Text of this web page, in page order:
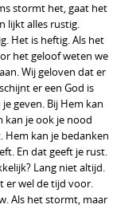
stormt het, gaat het
lijkt alles rustig.
Het is heftig. Als het
het geloof weten we
Wij geloven dat er
er een God is
geven. Bij Hem kan
kan je ook je nood
Hem kan je bedanken
En dat geeft je rust.
Lang niet altijd.
er wel de tijd voor.
Als het stormt, maar